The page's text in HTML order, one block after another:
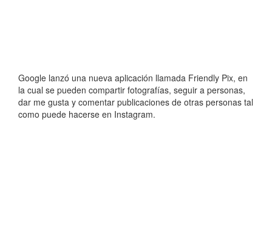
Google lanzó una nueva aplicación llamada Friendly Pix, en
la cual se pueden compartir fotografías, seguir a personas,
dar me gusta y comentar publicaciones de otras personas tal
como puede hacerse en Instagram.